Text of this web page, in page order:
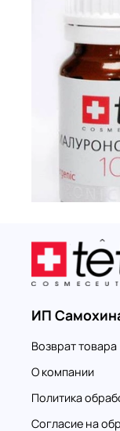
ИП
Возврат товара
О компании
Политика
Согласие на